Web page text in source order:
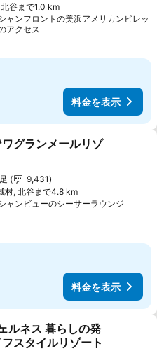
谷まで1.0 km
ャンフロントの美浜アメリカンビレッ
アクセス
料金を表示
気に入りに追加
グランメールリゾ
示
ランク
9,431
村, 北谷まで4.8 km
ャンビューのシーサーラウンジ
料金を表示
気に入りに追加
ルネス 暮らしの発
スタイルリゾート